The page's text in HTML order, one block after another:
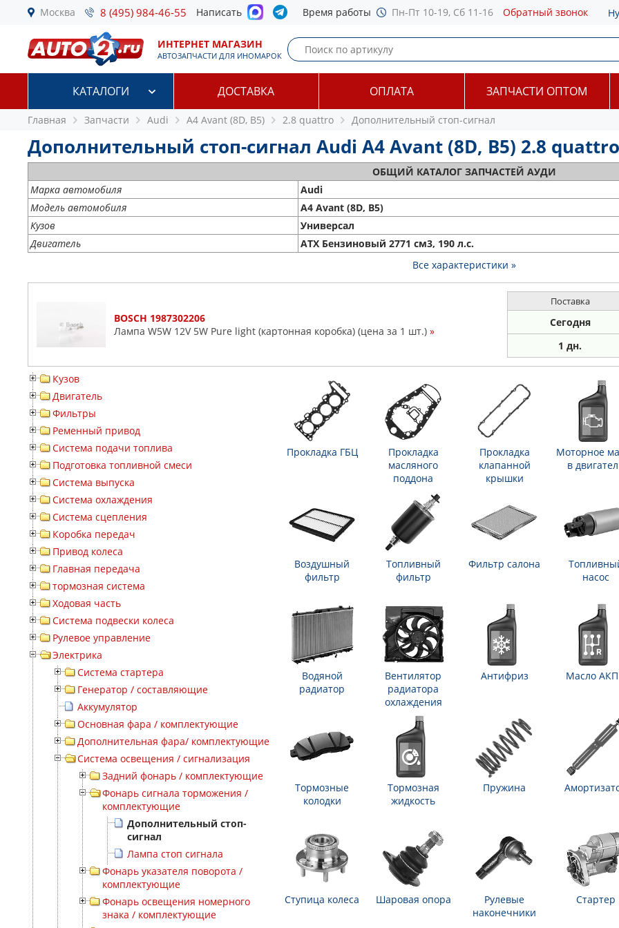
Москва 8 (495) 984-46-55 Написать Время работы Пн-Пт 10-19, Сб 11-16 Обратный звонок
ИНТЕРНЕТ МАГАЗИН
АВТОЗАПЧАСТИ ДЛЯ ИНОМАРОК
КАТАЛОГИ ДОСТАВКА ОПЛАТА ЗАПЧАСТИ ОПТОМ
Главная Запчасти Audi A4 Avant (8D, B5) 2.8 quattro Дополнительный стоп-сигнал
Дополнительный стоп-сигнал Audi A4 Avant (8D, B5) 2.8 quattro
ОБЩИЙ КАТАЛОГ ЗАПЧАСТЕЙ АУДИ
Марка автомобиля
Audi
Модель автомобиля
A4 Avant (8D, B5)
Кузов
Универсал
Двигатель
ATX Бензиновый 2771 см3, 190 л.с.
Все характеристики »
BOSCH 1987302206
Лампа W5W 12V 5W Pure light (картонная коробка) (цена за 1 шт.) »
Поставка
Сегодня
1 дн.
Кузов
Двигатель
Фильтры
Ременный привод
Система подачи топлива
Подготовка топливной смеси
Система выпуска
Система охлаждения
Система сцепления
Коробка передач
Привод колеса
Главная передача
тормозная система
Ходовая часть
Система подвески колеса
Рулевое управление
Электрика
Система стартера
Генератор / составляющие
Аккумулятор
Основная фара / комплектующие
Дополнительная фара/ комплектующие
Система освещения / сигнализация
Задний фонарь / комплектующие
Фонарь сигнала торможения /
комплектующие
Дополнительный стоп-
сигнал
Лампа стоп сигнала
Фонарь указателя поворота /
комплектующие
Фонарь освещения номерного
знака / комплектующие
Прокладка ГБЦ
Прокладка
масляного
поддона
Прокладка
клапанной
крышки
Моторное
в
Воздушный
фильтр
Топливный
фильтр
Фильтр салона
насос
Водяной
радиатор
Вентилятор
радиатора
охлаждения
Антифриз Масло
Тормозные
колодки
Тормозная
жидкость
Пружина
Ступица колеса Шаровая опора
Рулевые
наконечники
Стартер